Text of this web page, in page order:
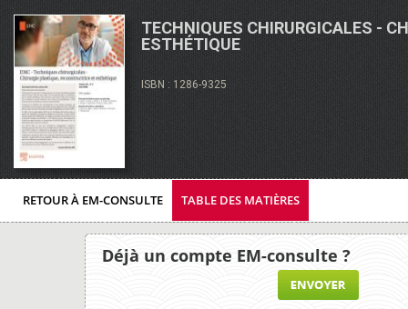
TECHNIQUES CHIRURGICALES -
ESTHÉTIQUE
ISBN : 1286-9325
RETOUR À EM-CONSULTE TABLE DES MATIÈRES
Déjà un compte EM-consulte ?